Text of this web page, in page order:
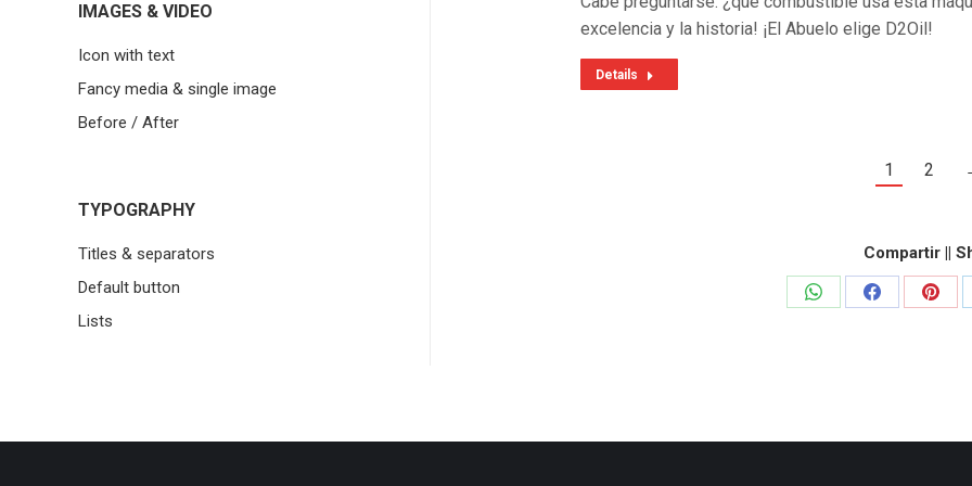
excelencia y la historia! ¡El Abuelo elige D2Oil!
Details
1 2
Compartir ||
Share
Share
Share
IMAGES & VIDEO
Icon with text
Fancy media & single image
Before / After
TYPOGRAPHY
Titles & separators
Default button
Lists